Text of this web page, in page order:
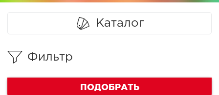
Каталог
Фильтр
ПОДОБРАТЬ